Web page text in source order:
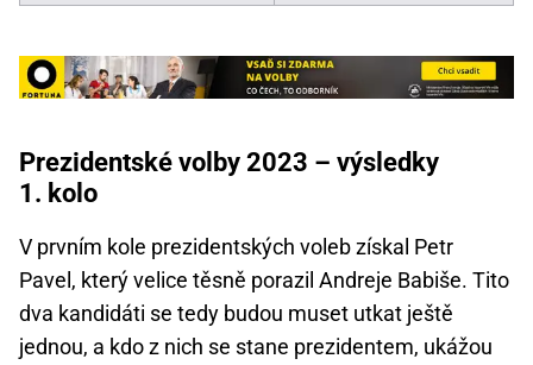
Prezidentské volby 2023 – výsledky
1. kolo
V prvním kole prezidentských voleb získal Petr
Pavel, který velice těsně porazil Andreje Babiše. Tito
dva kandidáti se tedy budou muset utkat ještě
jednou, a kdo z nich se stane prezidentem, ukážou